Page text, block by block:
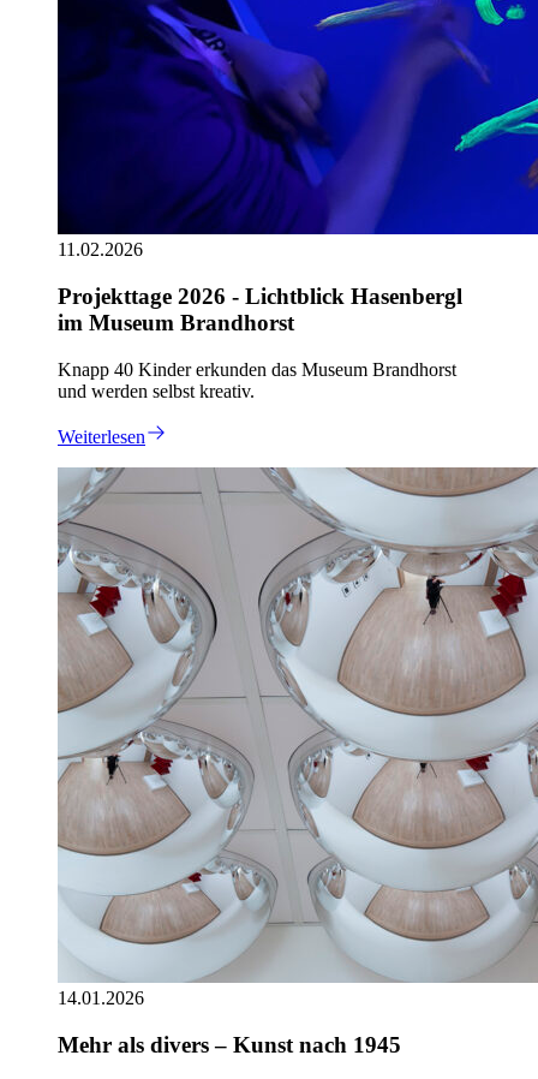
11.02.2026
Projekttage 2026 - Lichtblick Hasenbergl
im Museum Brandhorst
Knapp 40 Kinder erkunden das Museum Brandhorst
und werden selbst kreativ.
Weiterlesen
14.01.2026
Mehr als divers – Kunst nach 1945